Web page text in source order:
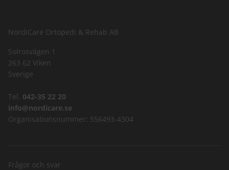
NordiCare Ortopedi & Rehab AB
Solrosvägen 1
263 62 Viken
Sverige
Tel. 042-35 22 20
info@nordicare.se
Organisationsnummer: 556493-4304
Frågor och svar